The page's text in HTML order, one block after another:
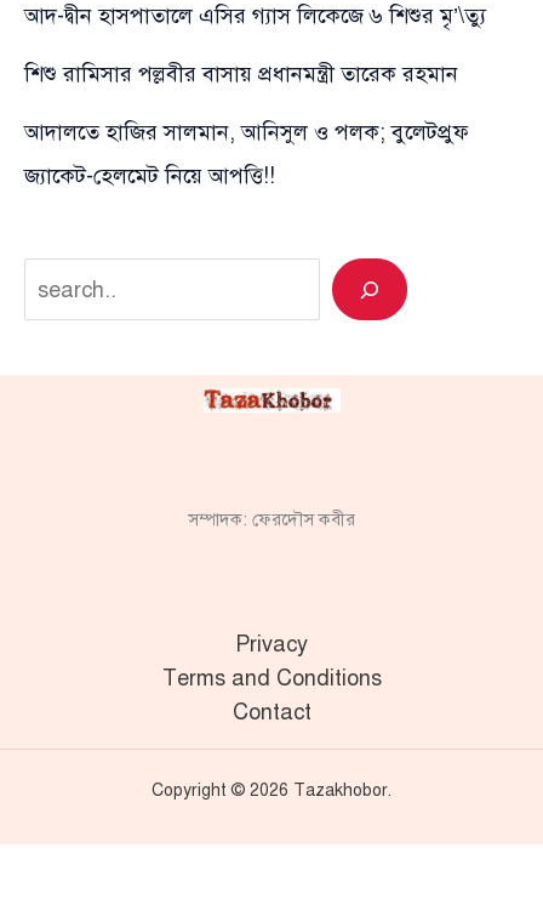
আদ-দ্বীন হাসপাতালে এসির গ্যাস লিকেজে ৬ শিশুর মৃ’\ত্যু
শিশু রামিসার পল্লবীর বাসায় প্রধানমন্ত্রী তারেক রহমান
আদালতে হাজির সালমান, আনিসুল ও পলক; বুলেটপ্রুফ
জ্যাকেট-হেলমেট নিয়ে আপত্তি!!
Search
সম্পাদক: ফেরদৌস কবীর
Privacy
Terms and Conditions
Contact
Copyright © 2026 Tazakhobor.